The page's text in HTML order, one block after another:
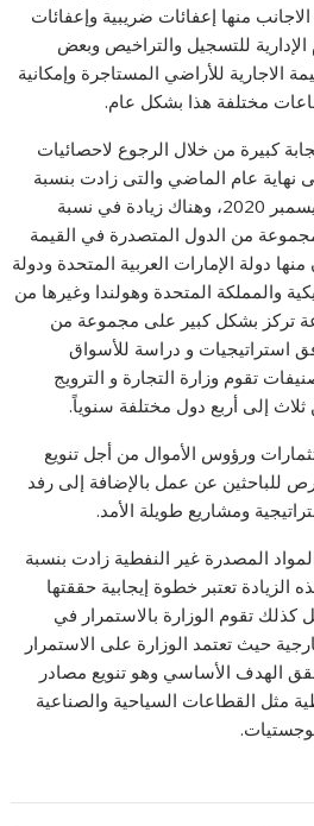
منها إعفائات ضريبية وإعفائات
للتسجيل والتراخيص وبعض
الاجارية للأراضي المستاجرة وإمكانية
مختلفة هذا بشكل عام.
كبيرة من خلال الرجوع لاحصائيات
نهاية عام الماضي والتى زادت بنسبة
7,7 % عن القيمة في شهر ديسمبر 2020، وهناك زيادة في نسبة
من الدول المتصدرة في القيمة
دولة الإمارات العربية المتحدة ودولة
والمملكة المتحدة وهولندا وغيرها من
تركز بشكل كبير على مجموعة من
استراتيجيات و دراسة للأسواق
تقوم وزارة التجارة و الترويج
ثلاث إلى أربع دول مختلفة سنوياً.
ورؤوس الأموال من أجل تنويع
للباحثين عن عمل بالإضافة إلى رفد
ومشاريع طويلة الأمد.
المصدرة غير النفطية زادت بنسبة
الزيادة تعتبر خطوة إيجابية حققتها
كذلك تقوم الوزارة بالاستمرار في
حيث تعتمد الوزارة على الاستمرار
الهدف الأساسي وهو تنويع مصادر
مثل القطاعات السياحية والصناعية